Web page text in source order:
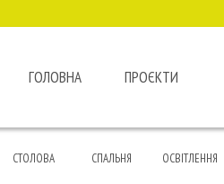
ГОЛОВНА ПРОЄКТИ
СТОЛОВА СПАЛЬНЯ ОСВІТЛЕННЯ